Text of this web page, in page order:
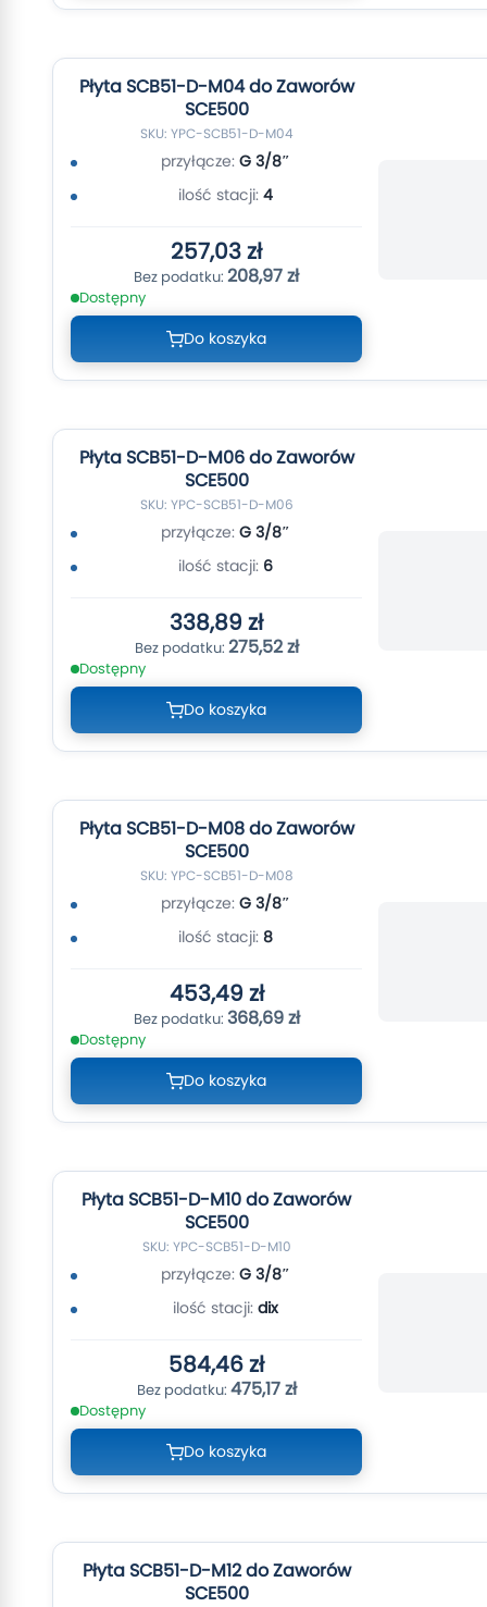
Płyta SCB51-D-M04 do Zaworów
SCE500
SKU: YPC-SCB51-D-M04
przyłącze: G 3/8″
ilość stacji: 4
257,03 zł
208,97 zł
Dostępny
Do koszyka
Płyta SCB51-D-M06 do Zaworów
SCE500
SKU: YPC-SCB51-D-M06
przyłącze: G 3/8″
ilość stacji: 6
338,89 zł
275,52 zł
Dostępny
Do koszyka
Płyta SCB51-D-M08 do Zaworów
SCE500
SKU: YPC-SCB51-D-M08
przyłącze: G 3/8″
ilość stacji: 8
453,49 zł
368,69 zł
Dostępny
Do koszyka
Płyta SCB51-D-M10 do Zaworów
SCE500
SKU: YPC-SCB51-D-M10
przyłącze: G 3/8″
ilość stacji: dix
584,46 zł
475,17 zł
Dostępny
Do koszyka
Płyta SCB51-D-M12 do Zaworów
SCE500